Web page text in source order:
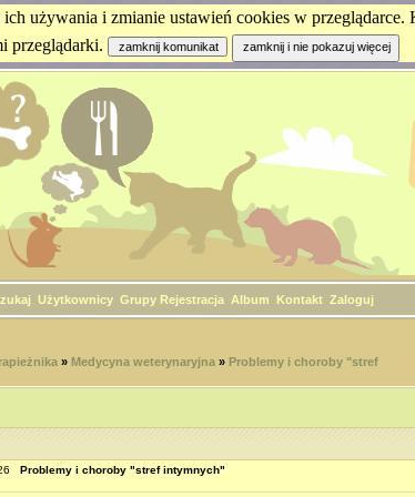
używania i zmianie ustawień cookies w przeglądarce.
przeglądarki.
Użytkownicy Grupy Rejestracja Album Kontakt Zaloguj
» Medycyna weterynaryjna » Problemy i choroby "stref
Problemy i choroby "stref intymnych"